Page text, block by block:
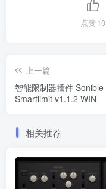
点赞10
上一篇
智能限制器插件 Sonible
Smartlimit v1.1.2 WIN
相关推荐